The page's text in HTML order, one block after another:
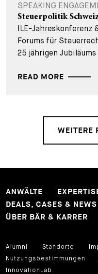
SPEAKING
Steuerpolitik
ILE-Jahreskonferenz
Forums für
25 jährigen
READ MORE
WEITERE
ANWÄLTE
DEALS, CASES & NEWS
ÜBER BÄR & KARRER
Alumni Standorte
Nutzungsbestimmungen
InnovationLab